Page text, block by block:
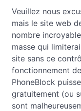
Veuillez nous
mais le site web
nombre
masse qui
site sans ce
fonctionnement
PhoneBlock
gratuitement (ou
sont